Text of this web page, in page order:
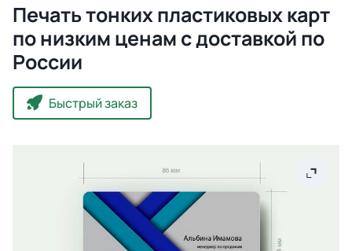
Печать тонких пластиковых карт
по низким ценам с доставкой по
России
Быстрый заказ